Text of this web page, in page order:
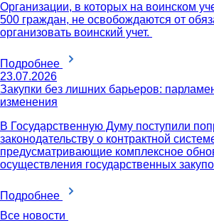
Организации, в которых на воинском
500 граждан, не освобождаются от
организовать воинский учет.
Подробнее
23.07.2026
Закупки без лишних барьеров:
изменения
В Государственную Думу поступили
законодательству о контрактной
предусматривающие комплексное
осуществления государственных
Подробнее
Все новости